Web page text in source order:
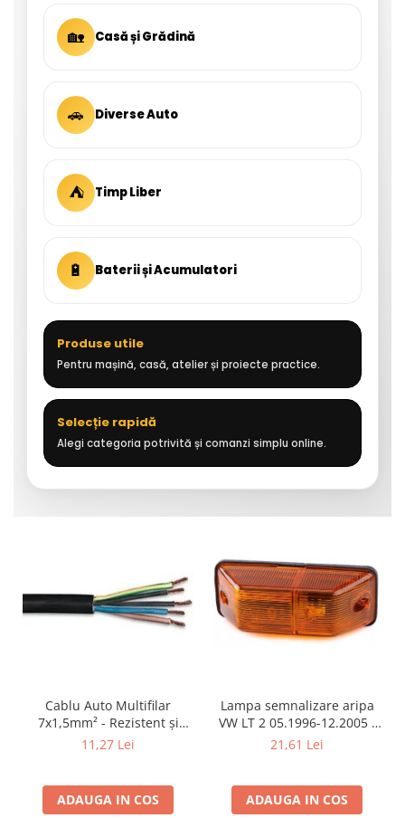
🏡 Casă și Grădină
🚗 Diverse Auto
⛺ Timp Liber
🔋 Baterii și Acumulatori
Produse utile
Pentru mașină, casă, atelier și proiecte practice.
Selecție rapidă
Alegi categoria potrivită și comanzi simplu online.
Cablu Auto Multifilar
7x1,5mm² - Rezistent și
Flexibil pentru Remorci 12V-
11,27 Lei
ADAUGA IN COS
Lampa semnalizare aripa
VW LT 2 05.1996-12.2005 ;
Mercedes Sprinter 1995-
Neoplan Euroliner,
Starliner,Centroliner,
21,61 Lei
ADAUGA IN COS